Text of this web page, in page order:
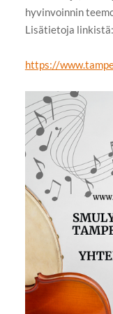
hyvinvoinnin
Lisätietoja linkistä:
https://